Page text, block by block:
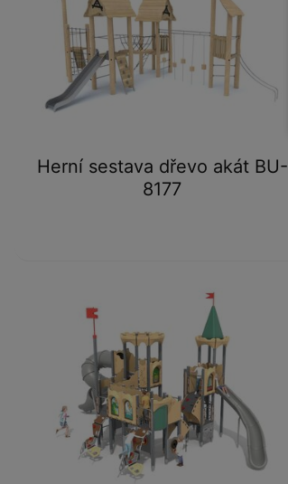
Herní sestava dřevo akát BU-
8177